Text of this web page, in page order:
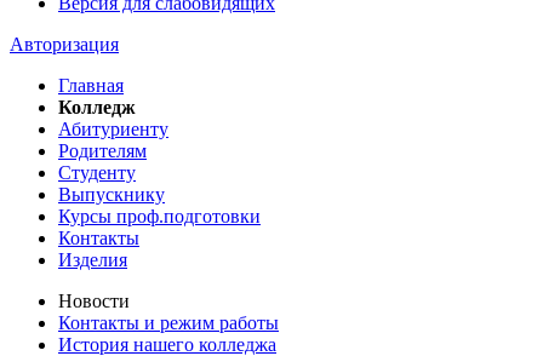
Авторизация
Главная
Колледж
Абитуриенту
Родителям
Студенту
Выпускнику
Курсы проф.подготовки
Контакты
Изделия
Новости
Контакты и режим работы
История нашего колледжа